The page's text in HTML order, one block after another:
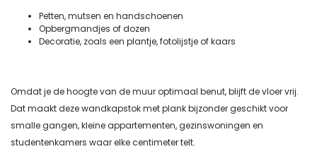
Petten, mutsen en handschoenen
Opbergmandjes of dozen
Decoratie, zoals een plantje, fotolijstje of kaars
Omdat je de hoogte van de muur optimaal benut, blijft de vloer vrij.
Dat maakt deze wandkapstok met plank bijzonder geschikt voor
smalle gangen, kleine appartementen, gezinswoningen en
studentenkamers waar elke centimeter telt.